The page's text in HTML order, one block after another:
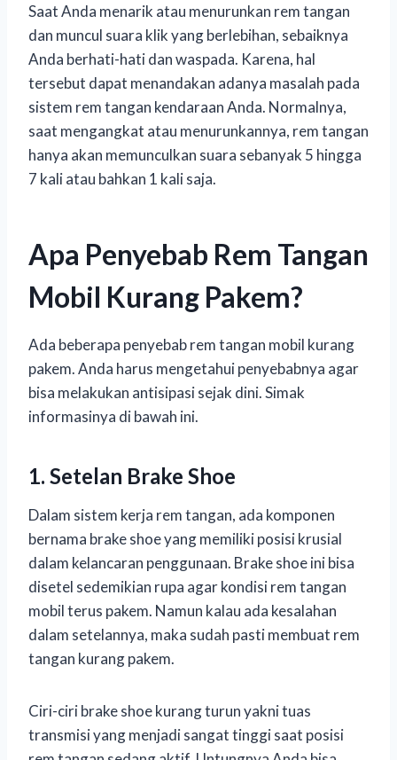
Saat Anda menarik atau menurunkan rem tangan
dan muncul suara klik yang berlebihan, sebaiknya
Anda berhati-hati dan waspada. Karena, hal
tersebut dapat menandakan adanya masalah pada
sistem rem tangan kendaraan Anda. Normalnya,
saat mengangkat atau menurunkannya, rem tangan
hanya akan memunculkan suara sebanyak 5 hingga
7 kali atau bahkan 1 kali saja.
Apa Penyebab Rem Tangan
Mobil Kurang Pakem?
Ada beberapa penyebab rem tangan mobil kurang
pakem. Anda harus mengetahui penyebabnya agar
bisa melakukan antisipasi sejak dini. Simak
informasinya di bawah ini.
1. Setelan Brake Shoe
Dalam sistem kerja rem tangan, ada komponen
bernama brake shoe yang memiliki posisi krusial
dalam kelancaran penggunaan. Brake shoe ini bisa
disetel sedemikian rupa agar kondisi rem tangan
mobil terus pakem. Namun kalau ada kesalahan
dalam setelannya, maka sudah pasti membuat rem
tangan kurang pakem.
Ciri-ciri brake shoe kurang turun yakni tuas
transmisi yang menjadi sangat tinggi saat posisi